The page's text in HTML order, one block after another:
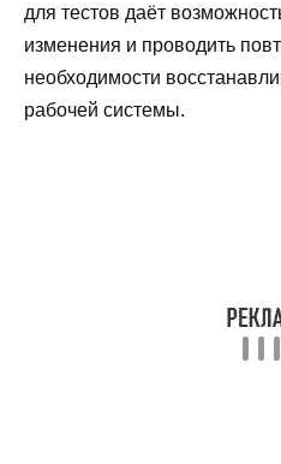
для тестов даёт
изменения и проводить
необходимости
рабочей системы.